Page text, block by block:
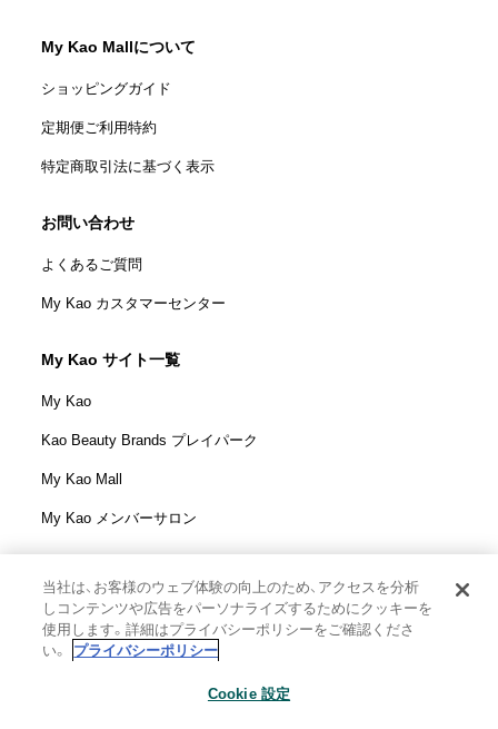
My Kao Mallについて
ショッピングガイド
定期便ご利用特約
特定商取引法に基づく表示
お問い合わせ
よくあるご質問
My Kao カスタマーセンター
My Kao サイト一覧
My Kao
Kao Beauty Brands プレイパーク
My Kao Mall
My Kao メンバーサロン
花王株式会社
ウェブサイト利用規定
当社は、お客様のウェブ体験の向上のため、アクセスを分析
しコンテンツや広告をパーソナライズするためにクッキーを
使用します。詳細はプライバシーポリシーをご確認くださ
い。
プライバシーポリシー
Cookie 設定